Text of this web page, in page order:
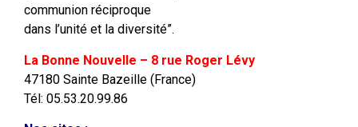
communion réciproque
dans l’unité et la diversité”.
La Bonne Nouvelle – 8 rue Roger Lévy
47180 Sainte Bazeille (France)
Tél: 05.53.20.99.86